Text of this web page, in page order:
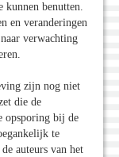
kunnen benutten.
en veranderingen
verwachting
zijn nog niet
die de
opsporing bij de
te
auteurs van het